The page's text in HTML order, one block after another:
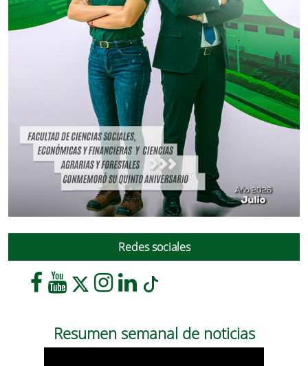
Redes sociales
Resumen semanal de noticias